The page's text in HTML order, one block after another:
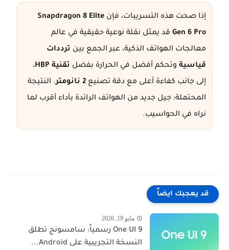
إذا صحت هذه التسريبات، فإن Snapdragon 8 Elite
Gen 6 Pro قد يمثل نقلة نوعية حقيقية في عالم
معالجات الهواتف الذكية، عبر الجمع بين ترددات
قياسية وتحكم أفضل في الحرارة بفضل تقنية HBP
،
إلى جانب كفاءة أعلى مع دقة تصنيع 2 نانومتر
. النتيجة
المحتملة: جيل جديد من الهواتف الرائدة بأداء أقرب لما
نراه في الحواسيب.
قد يعجبك ايضاً
مايو 19, 2026
One UI 9 رسمياً: سامسونج تطلق
النسخة التجريبية على Android...